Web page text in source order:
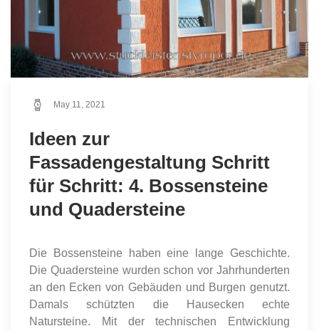
May 11, 2021
Ideen zur
Fassadengestaltung Schritt
für Schritt: 4. Bossensteine
und Quadersteine
Die Bossensteine haben eine lange Geschichte.
Die Quadersteine wurden schon vor Jahrhunderten
an den Ecken von Gebäuden und Burgen genutzt.
Damals schützten die Hausecken echte
Natursteine. Mit der technischen Entwicklung